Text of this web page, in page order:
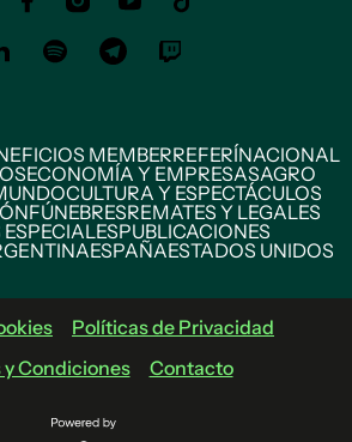
MEMBERREFERÍNACIONAL
ECONOMÍA Y EMPRESASAGRO
CULTURA Y ESPECTÁCULOS
FÚNEBRESREMATES Y LEGALES
PUBLICACIONES
ESPAÑAESTADOS UNIDOS
Políticas de Privacidad
Condiciones
Contacto